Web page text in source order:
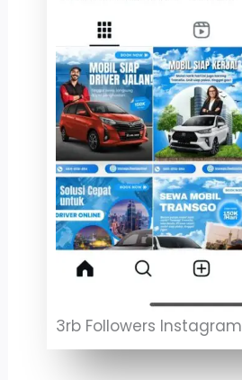
3rb Followers Instagram